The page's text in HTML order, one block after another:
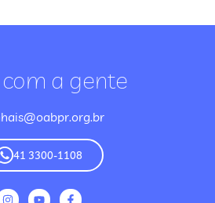
com a gente
41 3300-1108